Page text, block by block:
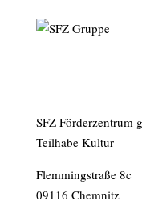
SFZ Förderzentrum
Teilhabe Kultur
Flemmingstraße 8c
09116 Chemnitz